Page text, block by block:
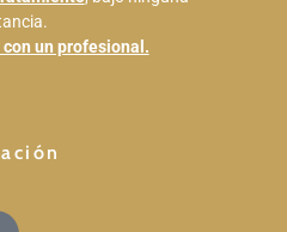
un profesional.